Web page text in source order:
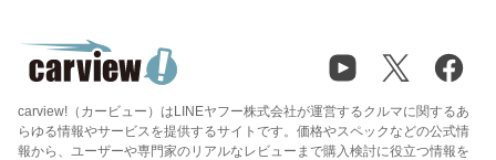
carview!（カービュー）はLINEヤフー株式会社が運営するクルマに関するあ
らゆる情報やサービスを提供するサイトです。価格やスペックなどの公式情
報から、ユーザーや専門家のリアルなレビューまで購入検討に役立つ情報を